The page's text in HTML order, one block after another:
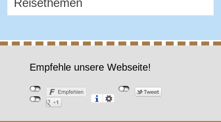
Empfehle unsere Webseite!